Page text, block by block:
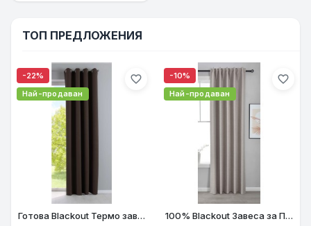
ТОП ПРЕДЛОЖЕНИЯ
-22%
Най-продаван
favorite_border
Готова Blackout Термо завеса NEW YORK с халки за Тръбен Корниз, затъмняваща, шумоизолираща цвят Кафяв, 5 Размера, код- 201920600-019
-10%
Най-продаван
favorite_border
100% Blackout Завеса за Пълен Мрак, Термо и Шумоизолираща с коланче цвят Таупе, 175х140 и 245х140 за Релса и Корниз код-2023600-012